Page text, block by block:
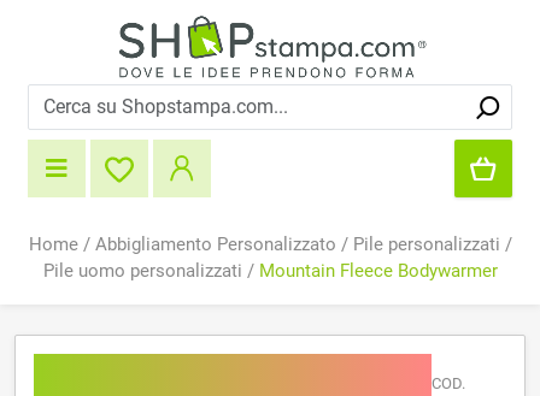
Home/ Abbigliamento Personalizzato / Pile personalizzati /
Pile uomo personalizzati / Mountain Fleece Bodywarmer
COD.